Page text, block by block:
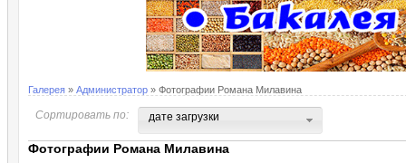
Галерея » Администратор » Фотографии Романа Милавина
Сортировать по: дате загрузки
Фотографии Романа Милавина